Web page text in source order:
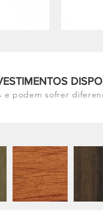
e podem sofrer